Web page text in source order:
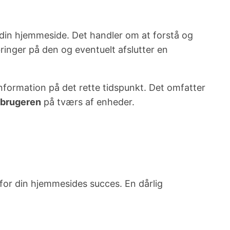
hjemmeside. Det handler om at forstå og
på den og eventuelt afslutter en
på det rette tidspunkt. Det omfatter
på tværs af enheder.
din hjemmesides succes. En dårlig